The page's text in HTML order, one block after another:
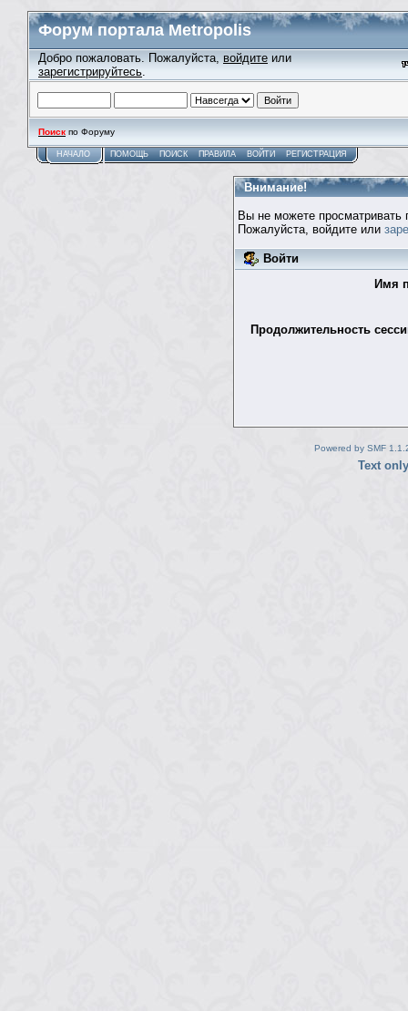
Форум портала Metropolis
Добро пожаловать. Пожалуйста, войдите или
зарегистрируйтесь.
Поиск по Форуму
НАЧАЛО ПОМОЩЬ ПОИСК ПРАВИЛА ВОЙТИ РЕГИСТРАЦИЯ
Внимание!
Вы не можете просматривать
Пожалуйста, войдите или
Войти
Имя
Продолжительность
Powered by SMF
Text